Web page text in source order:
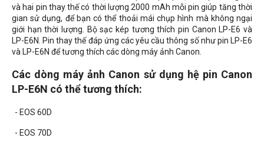
và hai pin thay thế có thời lượng 2000 mAh mỗi pin giúp tăng thời
gian sử dụng, để bạn có thể thoải mái chụp hình mà không ngại
giới hạn thời lượng. Bộ sạc kép tương thích pin Canon LP-E6 và
LP-E6N
. Pin thay thế đáp ứng các yêu cầu thông số như pin LP-E6
và LP-E6N đểtương thích các dòng máy ảnh Canon.
Các dòng máy ảnh Canon sử dụng hệ pin Canon
LP-E6N có thể tương thích:
- EOS 60D
- EOS 70D